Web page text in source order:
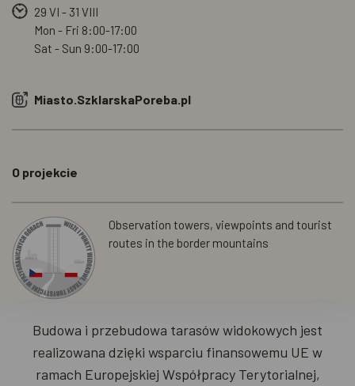
29 VI - 31 VIII
Mon - Fri 8:00-17:00
Sat - Sun 9:00-17:00
Miasto.SzklarskaPoreba.pl
O projekcie
Observation towers, viewpoints and tourist
routes in the border mountains
Budowa i przebudowa tarasów widokowych jest
realizowana dzięki wsparciu finansowemu UE w
ramach Europejskiej Współpracy Terytorialnej,